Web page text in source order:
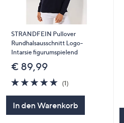
STRANDFEIN Pullover
Rundhalsausschnitt Logo-
Intarsie figurumspielend
€ 89,99
5.0
von
5
(1)
In den Warenkorb